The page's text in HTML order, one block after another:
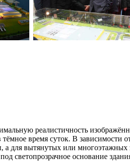
реалистичность
тёмное время суток. В
а для вытянутых или
светопрозрачное основание